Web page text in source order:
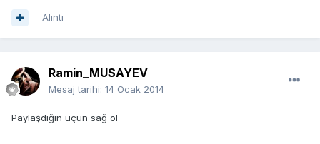
Alıntı
Ramin_MUSAYEV
Mesaj tarihi: 14 Ocak 2014
Paylaşdığın üçün sağ ol